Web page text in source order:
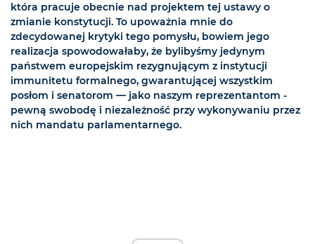
która pracuje obecnie nad projektem tej ustawy o
zmianie konstytucji. To upoważnia mnie do
zdecydowanej krytyki tego pomysłu, bowiem jego
realizacja spowodowałaby, że bylibyśmy jedynym
państwem europejskim rezygnującym z instytucji
immunitetu formalnego, gwarantującej wszystkim
posłom i senatorom — jako naszym reprezentantom -
pewną swobodę i niezależność przy wykonywaniu przez
nich mandatu parlamentarnego.